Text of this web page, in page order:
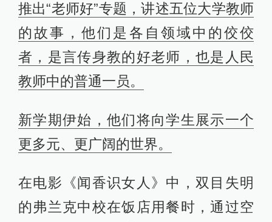
推出“老师好”专题，讲述五位大学教师
的故事，他们是各自领域中的佼佼
者，是言传身教的好老师，也是人民
教师中的普通一员。
新学期伊始，他们将向学生展示一个
更多元、更广阔的世界。
在电影《闻香识女人》中，双目失明
的弗兰克中校在饭店用餐时，通过空